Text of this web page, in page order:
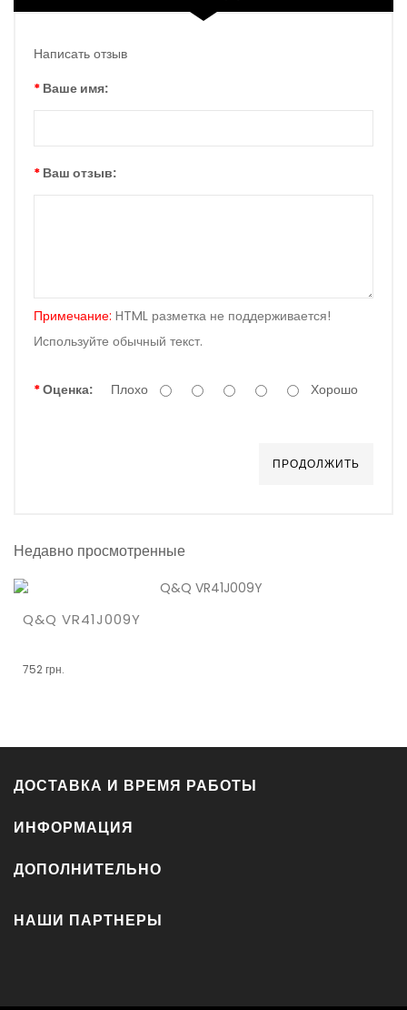
Написать отзыв
Ваше имя:
Ваш отзыв:
Примечание: HTML разметка не поддерживается!
Используйте обычный текст.
Оценка: Плохо Хорошо
ПРОДОЛЖИТЬ
Недавно просмотренные
Q&Q VR41J009Y
752 грн.
ДОСТАВКА И ВРЕМЯ РАБОТЫ
ИНФОРМАЦИЯ
ДОПОЛНИТЕЛЬНО
НАШИ ПАРТНЕРЫ